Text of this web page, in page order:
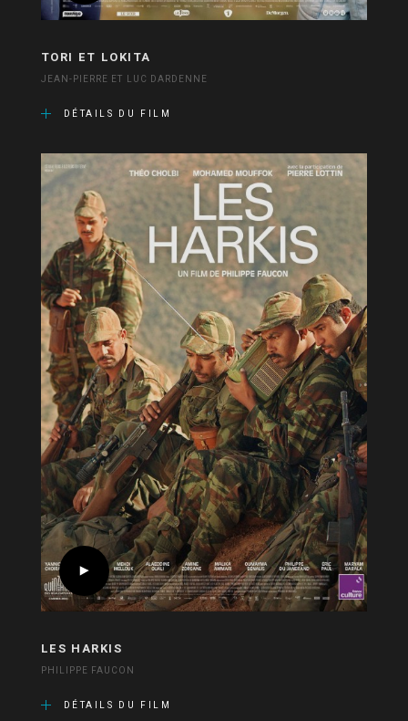
TORI ET LOKITA
JEAN-PIERRE ET LUC DARDENNE
DÉTAILS DU FILM
LES HARKIS
PHILIPPE FAUCON
DÉTAILS DU FILM